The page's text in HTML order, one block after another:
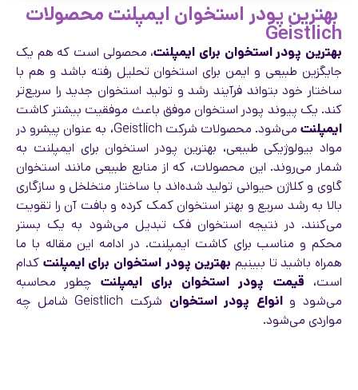
بهترین پودر استخوان ایمپلنت محصولات
Geistlich
بهترین پودر استخوان برای ایمپلنت، محصولی است که هم یک
جایگزین طبیعی و ایمن برای استخوان تحلیل رفته باشد و هم با
ساختار خود بتواند فرآیند رشد و تولید استخوان جدید را سریع‌تر
کند. یک پیوند پودر استخوان موفق باعث موفقیت بیشتر کاشت
ایمپلنت
می‌شود. محصولات شرکت Geistlich، به عنوان پیشرو در
مواد بیولوژیکی طبیعی، بهترین پودر استخوان برای ایمپلنت به
شمار می‌روند. این محصولات، که از منابع طبیعی مانند استخوان
گاوی و کلاژن حیوانی تولید شده‌اند با ساختار متخلخل و سازگاری
بالا به رشد سریع و بهتر استخوان کمک کرده و بافت آن را تقویت
می‌کنند. در نتیجه استخوان فک تبدیل می‌شود به یک بستر
محکم و مناسب برای کاشت ایمپلنت. در ادامه این مقاله با ما
همراه باشید تا ببینیم بهترین پودر استخوان برای ایمپلنت کدام
است، قیمت پودر استخوان برای ایمپلنت چطور محاسبه
می‌شود وانواع پودر استخوان
شرکت Geistlich شامل چه
مواردی می‌شود.